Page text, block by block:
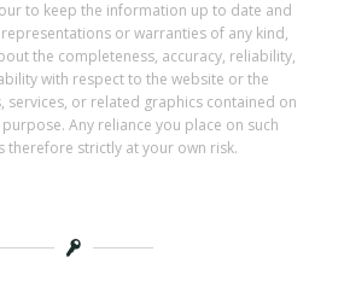
to keep the information up to date and
or warranties of any kind,
the completeness, accuracy, reliability,
with respect to the website or the
or related graphics contained on
Any reliance you place on such
therefore strictly at your own risk.